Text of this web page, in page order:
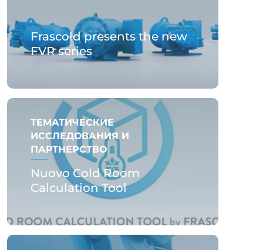
Frascold presents the new
FVR series
ТЕМАТИЧЕСКИЕ
ИССЛЕДОВАНИЯ И
ПАРТНЕРСТВО
Nuovo Cold Room
Calculation Tool